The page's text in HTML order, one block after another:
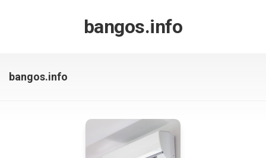
bangos.info
bangos.info